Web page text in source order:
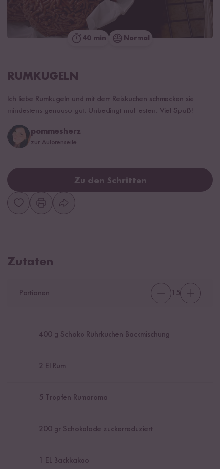
40 min Normal
RUMKUGELN
Ich liebe Rumkugeln und mit dem Reiskuchen schmecken sie
mindestens genauso gut. Unbedingt mal testen. Viel Spaß!
pommesherz
zur Autorenseite
Zu den Schritten
Zutaten
Portionen 15
400 g Schoko Rührkuchen Backmischung
2 El Rum
5 Tropfen Rumaroma
200 gr Schokolade zuckerreduziert
1 EL Backkakao